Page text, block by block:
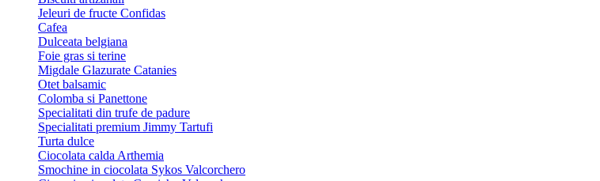
Jeleuri de fructe Confidas
Cafea
Dulceata belgiana
Foie gras si terine
Migdale Glazurate Catanies
Otet balsamic
Colomba si Panettone
Specialitati din trufe de padure
Specialitati premium Jimmy Tartufi
Turta dulce
Ciocolata calda Arthemia
Smochine in ciocolata Sykos Valcorchero